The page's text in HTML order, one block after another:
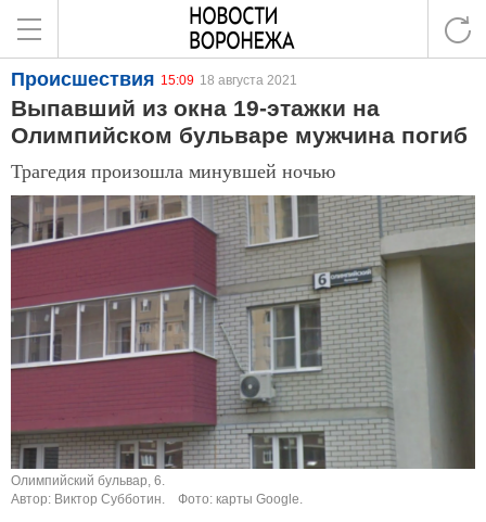
Происшествия 15:09 18 августа 2021
Выпавший из окна 19-этажки на
Олимпийском бульваре мужчина погиб
Трагедия произошла минувшей ночью
Олимпийский бульвар, 6.
Автор: Виктор Субботин.
Фото: карты Google.